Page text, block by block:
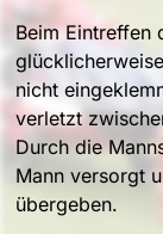
Beim Eintreffen
nicht
verletzt
Durch die
Mann versorgt
übergeben.